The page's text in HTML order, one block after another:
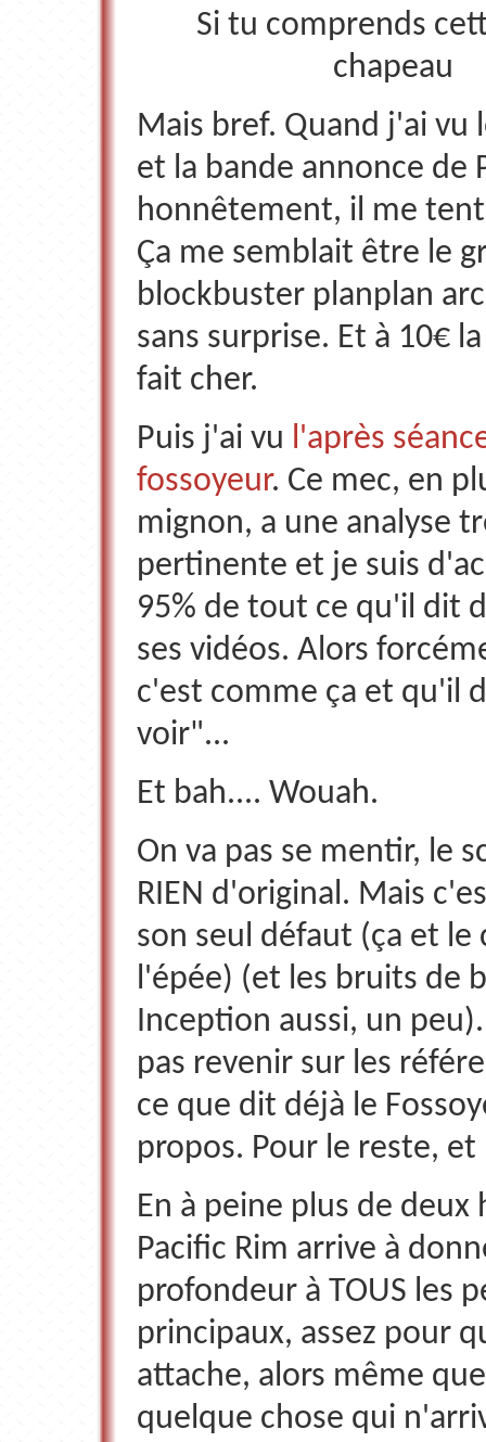
Si tu comprends
chapeau
Mais bref. Quand j'ai vu
et la bande annonce de
honnêtement, il me
Ça me semblait être le
blockbuster planplan
sans surprise. Et à 10€
fait cher.
Puis j'ai vu l'après
fossoyeur. Ce mec, en
mignon, a une analyse
pertinente et je suis
95% de tout ce qu'il dit
ses vidéos. Alors
c'est comme ça et qu'il
voir"...
Et bah.... Wouah.
On va pas se mentir, le
RIEN d'original. Mais
son seul défaut (ça et le
l'épée) (et les bruits de
Inception aussi, un peu).
pas revenir sur les
ce que dit déjà le
propos. Pour le reste, et
En à peine plus de deux
Pacific Rim arrive à
profondeur à TOUS les
principaux, assez pour
attache, alors même
quelque chose qui